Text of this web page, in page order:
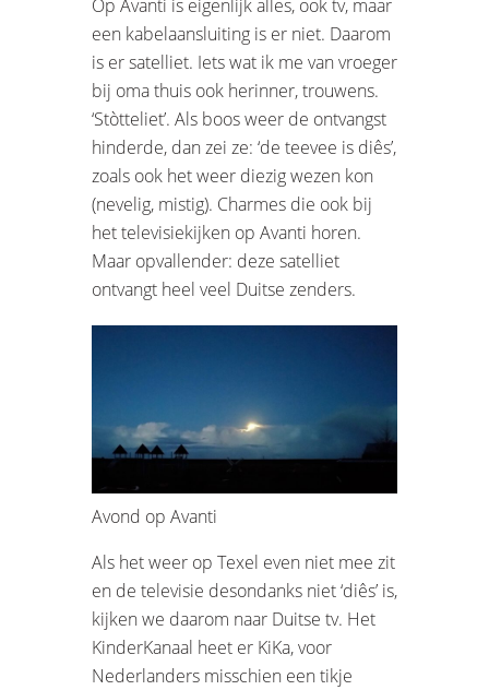
Op Avanti is eigenlijk alles, ook tv, maar
een kabelaansluiting is er niet. Daarom
is er satelliet. Iets wat ik me van vroeger
bij oma thuis ook herinner, trouwens.
‘Stòtteliet’. Als boos weer de ontvangst
hinderde, dan zei ze: ‘de teevee is diês’,
zoals ook het weer diezig wezen kon
(nevelig, mistig). Charmes die ook bij
het televisiekijken op Avanti horen.
Maar opvallender: deze satelliet
ontvangt heel veel Duitse zenders.
Avond op Avanti
Als het weer op Texel even niet mee zit
en de televisie desondanks niet ‘diês’ is,
kijken we daarom naar Duitse tv. Het
KinderKanaal heet er KiKa, voor
Nederlanders misschien een tikje